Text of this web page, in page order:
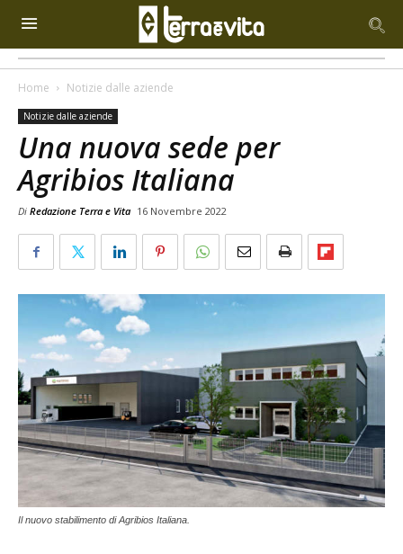
Home Notizie dalle aziende
Notizie dalle aziende
Una nuova sede per
Agribios Italiana
Di Redazione Terra e Vita 16 Novembre 2022
Il nuovo stabilimento di Agribios Italiana.